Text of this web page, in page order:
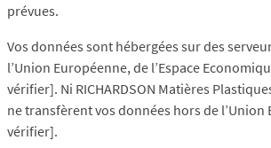
prévues.
Vos données sont hébergées sur des
l’Union Européenne, de l’Espace
vérifier]. Ni RICHARDSON Matières
ne transfèrent vos données hors de l’Union
vérifier].